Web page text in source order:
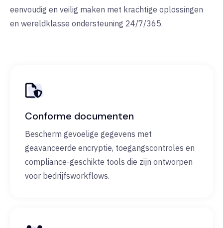
eenvoudig en veilig maken met krachtige oplossingen
en wereldklasse ondersteuning 24/7/365.
Conforme documenten
Bescherm gevoelige gegevens met
geavanceerde encryptie, toegangscontroles en
compliance-geschikte tools die zijn ontworpen
voor bedrijfsworkflows.